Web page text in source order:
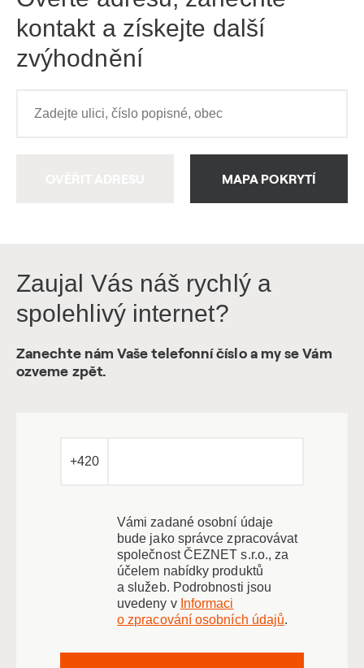
kontakt a získejte další
zvýhodnění
MAPA POKRYTÍ
Zaujal Vás náš rychlý a
spolehlivý internet?
Zanechte nám Vaše telefonní číslo a my se Vám
ozveme zpět.
+420
Vámi zadané osobní údaje
bude jako správce zpracovávat
společnost ČEZNET s.r.o., za
účelem nabídky produktů
a služeb. Podrobnosti jsou
uvedeny v Informaci
o zpracování osobních údajů.